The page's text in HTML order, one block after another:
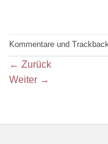
Kommentare und
← Zurück
Weiter →